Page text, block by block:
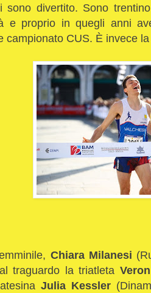
sono divertito. Sono
e proprio in quegli anni
campionato CUS. È invece
Chiara Milanesi
traguardo la triatleta
Julia Kessler